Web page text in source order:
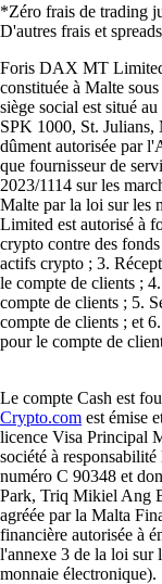
*Zéro frais de trading
D'autres frais et
Foris DAX MT Limited
constituée à Malte
siège social est situé
SPK 1000, St. Julians,
dûment autorisée par
que fournisseur de
2023/1114 sur les
Malte par la loi sur les
Limited est autorisé à
crypto contre des
actifs crypto ; 3.
le compte de clients ;
compte de clients ; 5.
compte de clients ; et
pour le compte de
Le compte Cash est
Crypto.com est émise
licence Visa Principal
société à
numéro C 90348 et
Park, Triq Mikiel Ang
agréée par la Malta
financière autorisée à
l'annexe 3 de la loi sur
monnaie électronique).